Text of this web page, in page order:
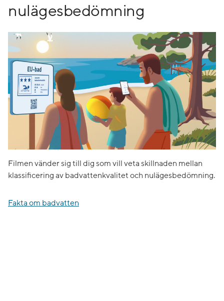
nulägesbedömning
Filmen vänder sig till dig som vill veta skillnaden mellan
klassificering av badvattenkvalitet och nulägesbedömning.
Fakta om badvatten